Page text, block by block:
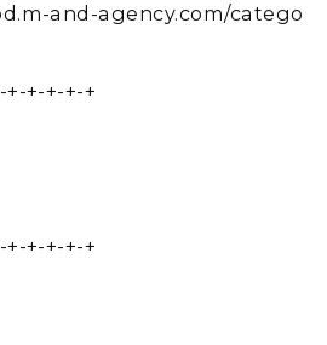
and-agency.com/catego
+-+-+-+
+-+-+-+